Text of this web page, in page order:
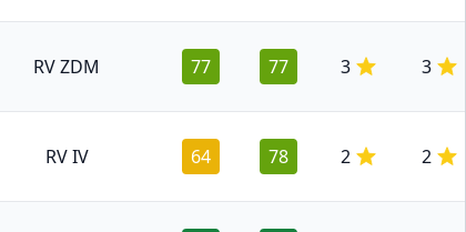
RV ZDM 77 77 3 3
RV IV 64 78 2 2